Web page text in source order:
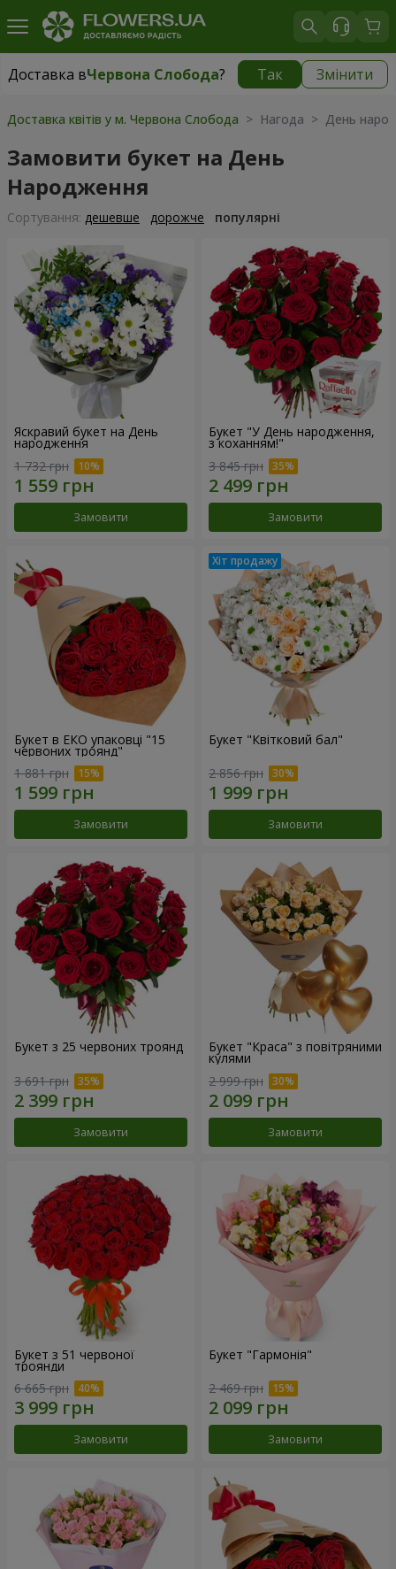
Доставка вЧервона Слобода? Так Змінити
Доставка вЧервона Слобода|безкоштовно
Доставка квітів у м. Червона Слобода > Нагода > День
Замовити букет на День
Народження
Сортування: дешевше дорожче популярні
Яскравий букет на День
народження
1 732 грн
Замовити
Букет "У День народження,
з коханням!"
3 845 грн
Замовити
Букет в ЕКО упаковці "15
червоних троянд"
1 881 грн
Замовити
Букет "Квітковий бал"
2 856 грн
Замовити
Букет з 25 червоних троянд
3 691 грн
Замовити
Букет "Краса" з повітряними
кулями
2 999 грн
Замовити
Букет з 51 червоної
троянди
6 665 грн
Замовити
Букет "Гармонія"
2 469 грн
Замовити